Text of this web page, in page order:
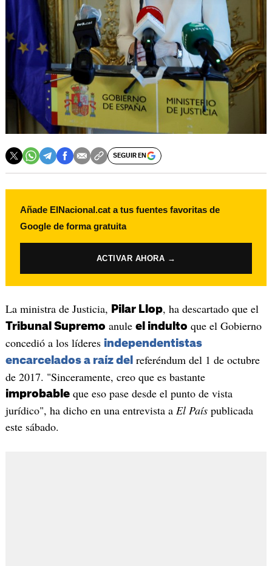
SEGUIR EN
Añade ElNacional.cat a tus fuentes favoritas de
Google de forma gratuita
ACTIVAR AHORA →
La ministra de Justicia, Pilar Llop, ha descartado que el
Tribunal Supremo anule el indulto que el Gobierno
concedió a los líderes independentistas
encarcelados a raíz del referéndum del 1 de octubre
de 2017. "Sinceramente, creo que es bastante
improbableque eso pase desde el punto de vista
jurídico", ha dicho en una entrevista a El Paíspublicada
este sábado.